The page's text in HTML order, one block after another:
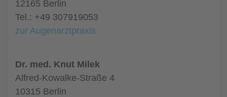
12165 Berlin
Tel.: +49 307919053
zur Augenarztpraxis
Dr. med. Knut Milek
Alfred-Kowalke-Straße 4
10315 Berlin